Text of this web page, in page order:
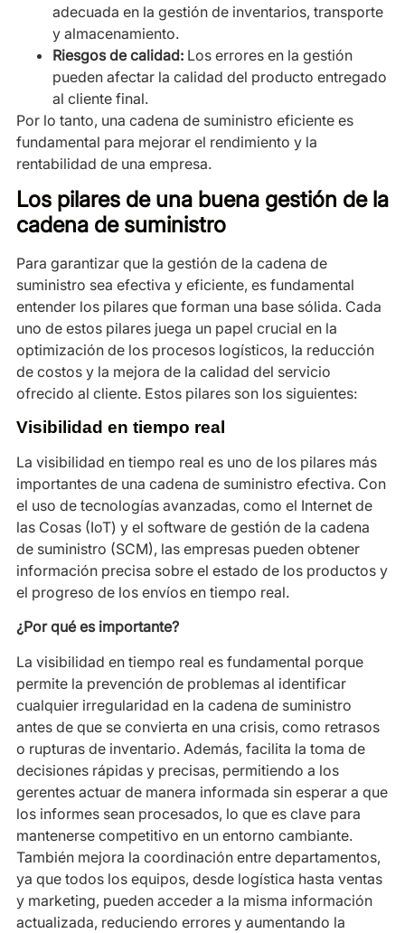
adecuada en la gestión de inventarios, transporte
y almacenamiento.
Riesgos de calidad: Los errores en la gestión
pueden afectar la calidad del producto entregado
al cliente final.
Por lo tanto, una cadena de suministro eficiente es
fundamental para mejorar el rendimiento y la
rentabilidad de una empresa.
Los pilares de una buena gestión de la
cadena de suministro
Para garantizar que la gestión de la cadena de
suministro sea efectiva y eficiente, es fundamental
entender los pilares que forman una base sólida. Cada
uno de estos pilares juega un papel crucial en la
optimización de los procesos logísticos, la reducción
de costos y la mejora de la calidad del servicio
ofrecido al cliente. Estos pilares son los siguientes:
Visibilidad en tiempo real
La visibilidad en tiempo real es uno de los pilares más
importantes de una cadena de suministro efectiva. Con
el uso de tecnologías avanzadas, como el Internet de
las Cosas (IoT) y el software de gestión de la cadena
de suministro (SCM), las empresas pueden obtener
información precisa sobre el estado de los productos y
el progreso de los envíos en tiempo real.
¿Por qué es importante?
La visibilidad en tiempo real es fundamental porque
permite la prevención de problemas al identificar
cualquier irregularidad en la cadena de suministro
antes de que se convierta en una crisis, como retrasos
o rupturas de inventario. Además, facilita la toma de
decisiones rápidas y precisas, permitiendo a los
gerentes actuar de manera informada sin esperar a que
los informes sean procesados, lo que es clave para
mantenerse competitivo en un entorno cambiante.
También mejora la coordinación entre departamentos,
ya que todos los equipos, desde logística hasta ventas
y marketing, pueden acceder a la misma información
actualizada, reduciendo errores y aumentando la